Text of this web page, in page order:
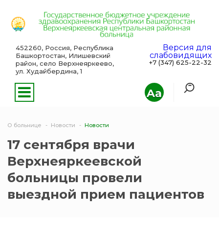
Aa
452260, Россия, Республика
Башкортостан, Илишевский
район, село Верхнеяркеево,
ул. Худайбердина, 1
Версия для
слабовидящих
+7 (347) 625-22-32
О больнице Новости Новости
17 сентября врачи
Верхнеяркеевской
больницы провели
выездной прием пациентов